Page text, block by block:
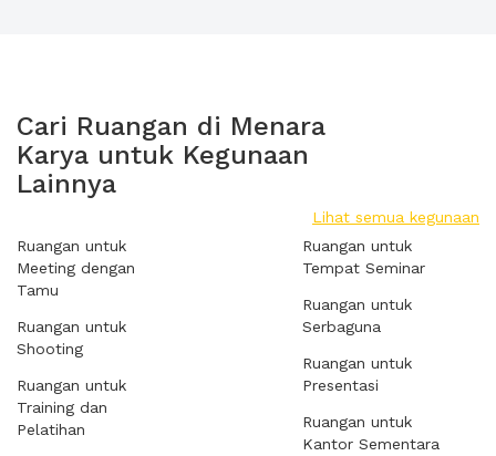
Cari Ruangan di Menara
Karya untuk Kegunaan
Lainnya
Lihat semua kegunaan
Ruangan untuk
Meeting dengan
Tamu
Ruangan untuk
Shooting
Ruangan untuk
Training dan
Pelatihan
Ruangan untuk
Tempat Seminar
Ruangan untuk
Serbaguna
Ruangan untuk
Presentasi
Ruangan untuk
Kantor Sementara